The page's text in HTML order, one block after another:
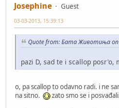
Josephine
Guest
03-03-2013, 15:39:13
Quote from: Бата Животиња on
pazi D, sad te i scallop posr'o,
o, pa scallop to odavno radi. i ne
na sitno.
zato smo se i